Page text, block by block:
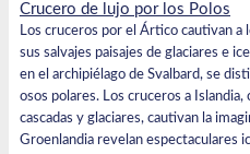
Crucero de lujo por los Polos
Los cruceros por el Ártico cautivan a
sus salvajes paisajes de glaciares e
en el archipiélago de Svalbard, se
osos polares. Los cruceros a Islandia,
cascadas y glaciares, cautivan la
Groenlandia revelan espectaculares